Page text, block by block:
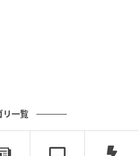
リ一覧